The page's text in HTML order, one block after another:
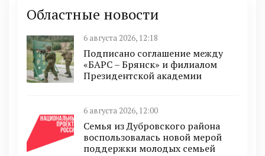
Областные новости
6 августа 2026, 12:18
Подписано соглашение между
«БАРС – Брянск» и филиалом
Президентской академии
6 августа 2026, 12:00
Семья из Дубровского района
воспользовалась новой мерой
поддержки молодых семьей